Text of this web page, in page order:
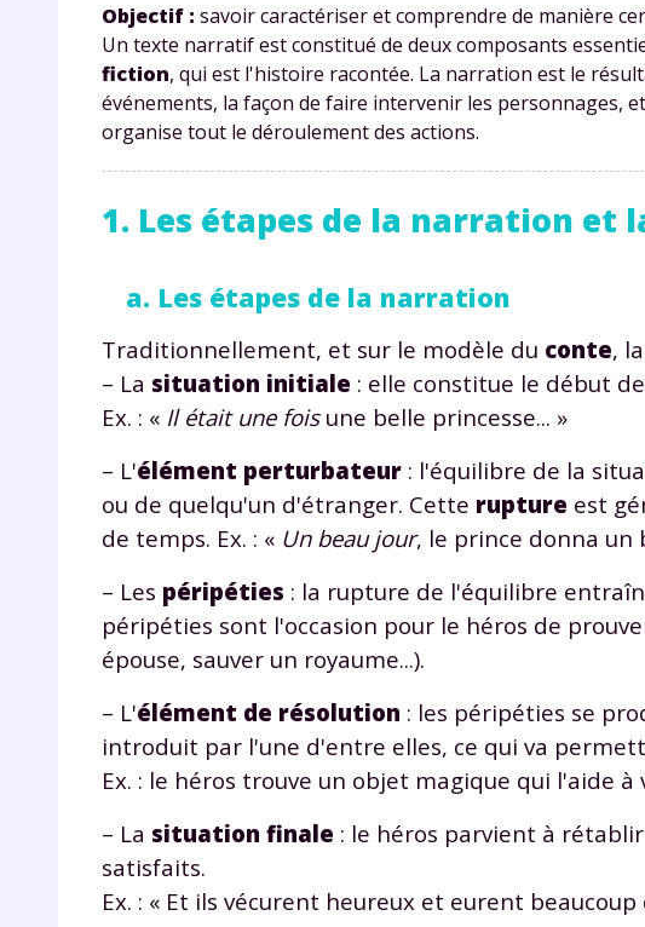
Objectif : savoir caractériser et comprendre de manière
Un texte narratif est constitué de deux composants
fiction, qui est l'histoire racontée. La narration est le
événements, la façon de faire intervenir les personnages,
organise tout le déroulement des actions.
1. Les étapes de la narration et
a. Les étapes de la narration
Traditionnellement, et sur le modèle du conte,
– La situation initiale : elle constitue le début
Ex. : « Il était une foisune belle princesse... »
– L'élément perturbateur : l'équilibre de la
ou de quelqu'un d'étranger. Cette rupture est
de temps. Ex. : « Un beau jour, le prince donna un
– Les péripéties : la rupture de l'équilibre
péripéties sont l'occasion pour le héros de
épouse, sauver un royaume...).
– L'élément de résolution : les péripéties se
introduit par l'une d'entre elles, ce qui va
Ex. : le héros trouve un objet magique qui l'aide
– La situation finale : le héros parvient à
satisfaits.
Ex. : « Et ils vécurent heureux et eurent